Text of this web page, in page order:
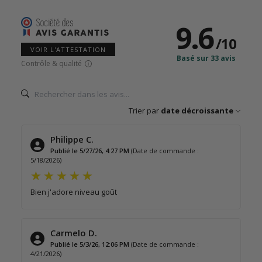
VOIR L'ATTESTATION
Contrôle & qualité
9.6/10
Basé sur 33 avis
Trier par date décroissante
Philippe C.
Publié le 5/27/26, 4:27 PM (Date de commande :
5/18/2026)
Bien j'adore niveau goût
Carmelo D.
Publié le 5/3/26, 12:06 PM (Date de commande :
4/21/2026)